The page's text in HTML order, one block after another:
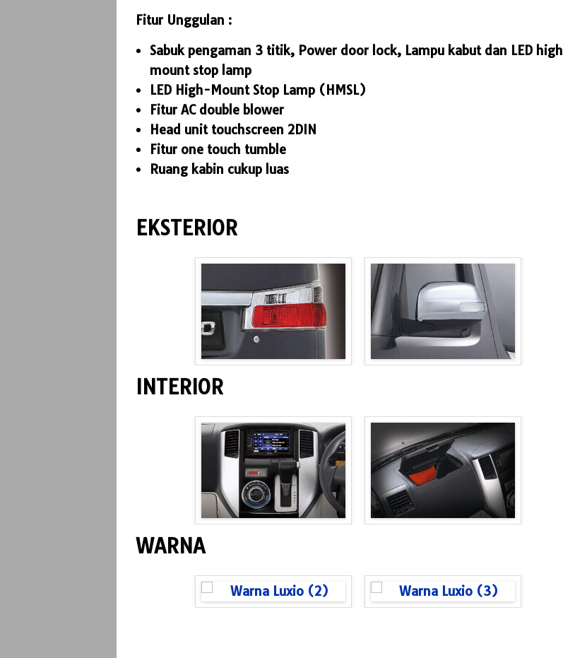
Fitur Unggulan :
Sabuk pengaman 3 titik, Power door lock, Lampu kabut dan LED high
mount stop lamp
LED High-Mount Stop Lamp (HMSL)
Fitur AC double blower
Head unit touchscreen 2DIN
Fitur one touch tumble
Ruang kabin cukup luas
EKSTERIOR
INTERIOR
WARNA